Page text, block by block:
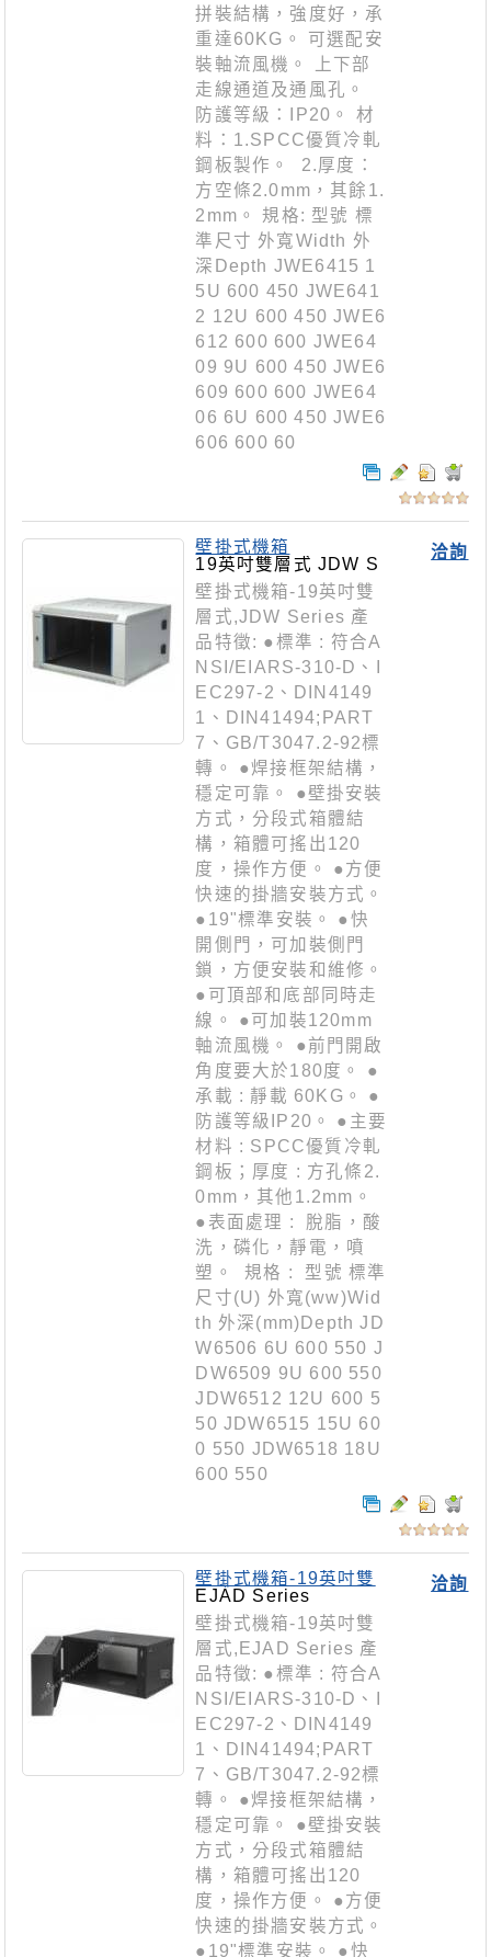
拼裝結構，強度好，承
重達60KG。 可選配安
裝軸流風機。 上下部
走線通道及通風孔。
防護等級：IP20。 材
料：1.SPCC優質冷軋
鋼板製作。 2.厚度：
方空條2.0mm，其餘1.
2mm。 規格: 型號 標
準尺寸 外寬Width 外
深Depth JWE6415 1
5U 600 450 JWE641
2 12U 600 450 JWE6
612 600 600 JWE64
09 9U 600 450 JWE6
609 600 600 JWE64
06 6U 600 450 JWE6
606 600 60
洽詢
壁掛式機箱
19英吋雙層式 JDW S
eries
壁掛式機箱-19英吋雙
層式,JDW Series 產
品特徵: ●標準 : 符合A
NSI/EIARS-310-D、I
EC297-2、DIN4149
1、DIN41494;PART
7、GB/T3047.2-92標
轉。 ●焊接框架結構，
穩定可靠。 ●壁掛安裝
方式，分段式箱體結
構，箱體可搖出120
度，操作方便。 ●方便
快速的掛牆安裝方式。
●19"標準安裝。 ●快
開側門，可加裝側門
鎖，方便安裝和維修。
●可頂部和底部同時走
線。 ●可加裝120mm
軸流風機。 ●前門開啟
角度要大於180度。 ●
承載 : 靜載 60KG。 ●
防護等級IP20。 ●主要
材料 : SPCC優質冷軋
鋼板；厚度 : 方孔條2.
0mm，其他1.2mm。
●表面處理 : 脫脂，酸
洗，磷化，靜電，噴
塑。 規格 : 型號 標準
尺寸(U) 外寬(ww)Wid
th 外深(mm)Depth JD
W6506 6U 600 550 J
DW6509 9U 600 550
JDW6512 12U 600 5
50 JDW6515 15U 60
0 550 JDW6518 18U
600 550
洽詢
壁掛式機箱-19英吋雙
層式
EJAD Series
壁掛式機箱-19英吋雙
層式,EJAD Series 產
品特徵: ●標準 : 符合A
NSI/EIARS-310-D、I
EC297-2、DIN4149
1、DIN41494;PART
7、GB/T3047.2-92標
轉。 ●焊接框架結構，
穩定可靠。 ●壁掛安裝
方式，分段式箱體結
構，箱體可搖出120
度，操作方便。 ●方便
快速的掛牆安裝方式。
●19"標準安裝。 ●快